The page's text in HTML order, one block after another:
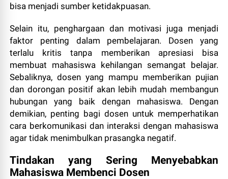
bisa menjadi sumber ketidakpuasan.
Selain itu, penghargaan dan motivasi juga menjadi
faktor penting dalam pembelajaran. Dosen yang
terlalu kritis tanpa memberikan apresiasi bisa
membuat mahasiswa kehilangan semangat belajar.
Sebaliknya, dosen yang mampu memberikan pujian
dan dorongan positif akan lebih mudah membangun
hubungan yang baik dengan mahasiswa. Dengan
demikian, penting bagi dosen untuk memperhatikan
cara berkomunikasi dan interaksi dengan mahasiswa
agar tidak menimbulkan prasangka negatif.
Tindakan yang Sering Menyebabkan
Mahasiswa Membenci Dosen